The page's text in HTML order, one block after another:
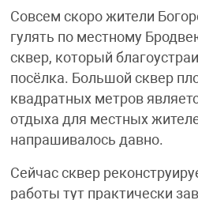
Совсем скоро жители
гулять по местному
сквер, который
посёлка. Большой сквер
квадратных метров
отдыха для местных
напрашивалось давно.
Сейчас сквер
работы тут практически